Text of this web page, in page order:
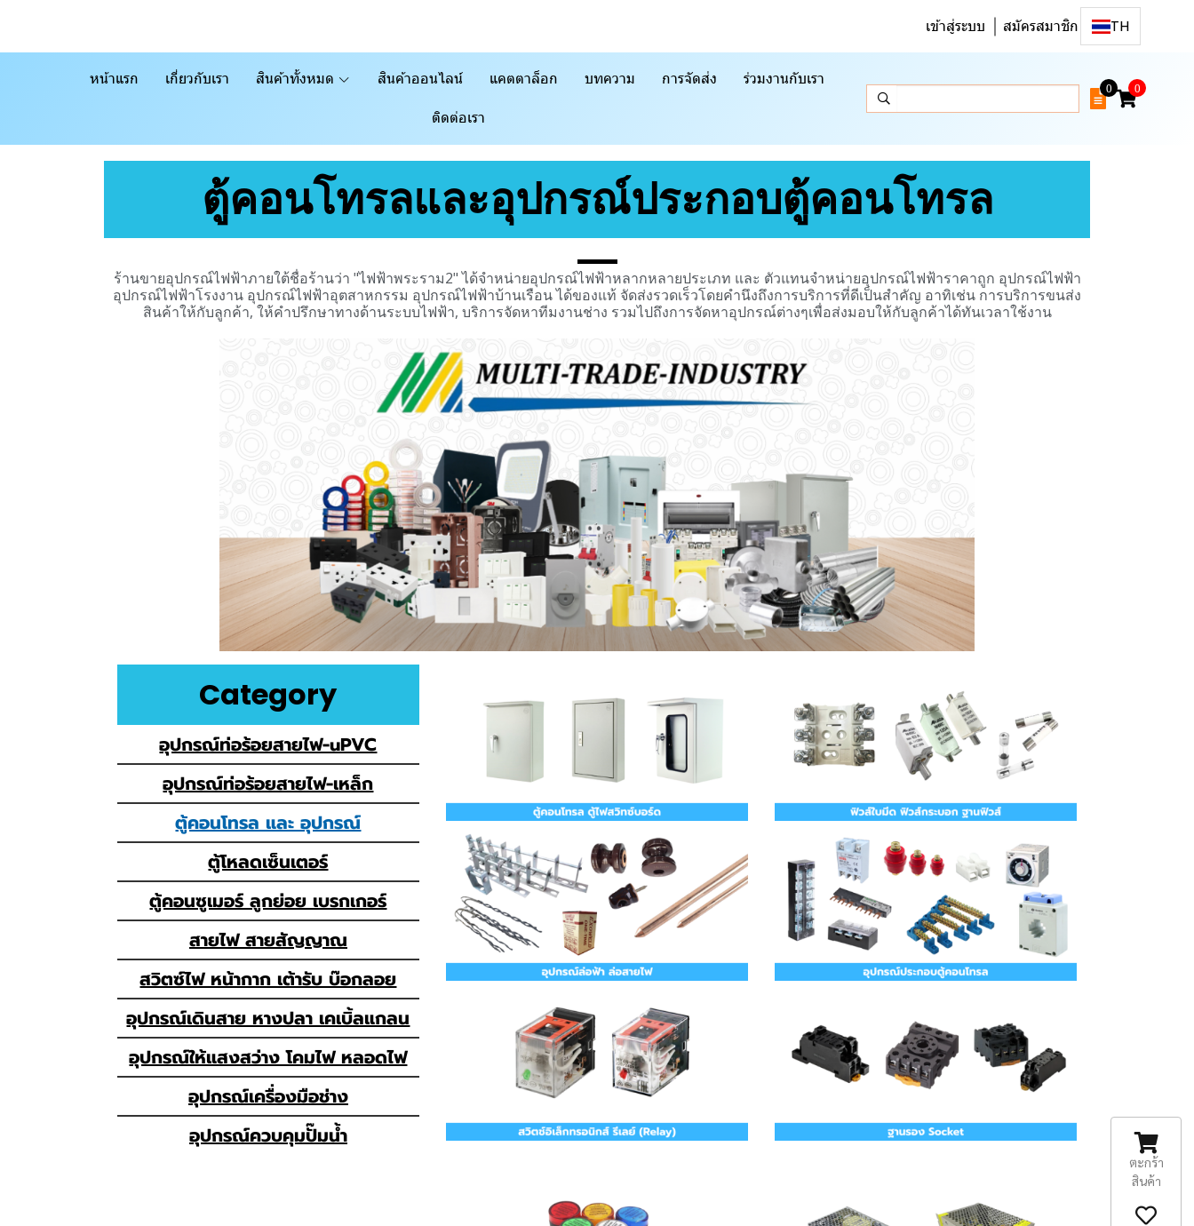
เข้าสู่ระบบ สมัครสมาชิก TH
หน้าแรก เกี่ยวกับเรา สินค้าทั้งหมด สินค้าออนไลน์ แคตตาล็อก บทความ การจัดส่ง ร่วมงานกับเรา
ติดต่อเรา
0 0
ตู้คอนโทรลและอุปกรณ์ประกอบตู้คอนโทรล
ร้านขายอุปกรณ์ไฟฟ้าภายใต้ชื่อร้านว่า "ไฟฟ้าพระราม2" ได้จำหน่ายอุปกรณ์ไฟฟ้าหลากหลายประเภท และ ตัวแทนจำหน่ายอุปกรณ์ไฟฟ้าราคาถูก อุปกรณ์ไฟฟ้า
อุปกรณ์ไฟฟ้าโรงงาน อุปกรณ์ไฟฟ้าอุตสาหกรรม อุปกรณ์ไฟฟ้าบ้านเรือน ได้ของแท้ จัดส่งรวดเร็วโดยคำนึงถึงการบริการที่ดีเป็นสำคัญ อาทิเช่น การบริการขนส่ง
สินค้าให้กับลูกค้า, ให้คำปรึกษาทางด้านระบบไฟฟ้า, บริการจัดหาทีมงานช่าง รวมไปถึงการจัดหาอุปกรณ์ต่างๆเพื่อส่งมอบให้กับลูกค้าได้ทันเวลาใช้งาน
Category
อุปกรณ์ท่อร้อยสายไฟ-uPVC
อุปกรณ์ท่อร้อยสายไฟ-เหล็ก
ตู้คอนโทรล และ อุปกรณ์
ตู้โหลดเซ็นเตอร์
ตู้คอนซูเมอร์ ลูกย่อย เบรกเกอร์
สายไฟ สายสัญญาณ
สวิตซ์ไฟ หน้ากาก เต้ารับ บ๊อกลอย
อุปกรณ์เดินสาย หางปลา เคเบิ้ลแกลน
อุปกรณ์ให้แสงสว่าง โคมไฟ หลอดไฟ
อุปกรณ์เครื่องมือช่าง
อุปกรณ์ควบคุมปั๊มน้ำ
ตะกร้า
สินค้า